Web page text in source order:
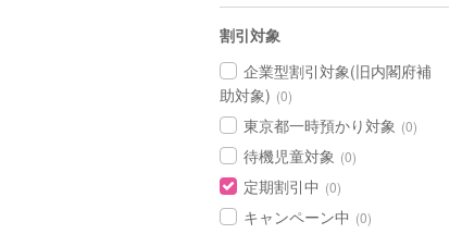
割引対象
企業型割引対象(旧内閣府補
助対象) (0)
東京都一時預かり対象 (0)
待機児童対象 (0)
定期割引中 (0)
キャンペーン中 (0)